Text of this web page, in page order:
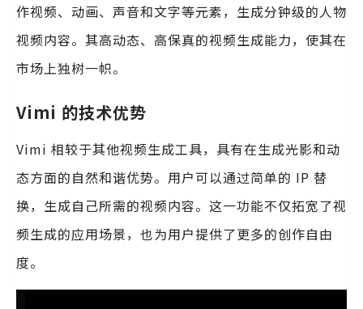
作视频、动画、声音和文字等元素，生成分钟级的人物
视频内容。其高动态、高保真的视频生成能力，使其在
市场上独树一帜。
Vimi 的技术优势
Vimi 相较于其他视频生成工具，具有在生成光影和动
态方面的自然和谐优势。用户可以通过简单的 IP 替
换，生成自己所需的视频内容。这一功能不仅拓宽了视
频生成的应用场景，也为用户提供了更多的创作自由
度。